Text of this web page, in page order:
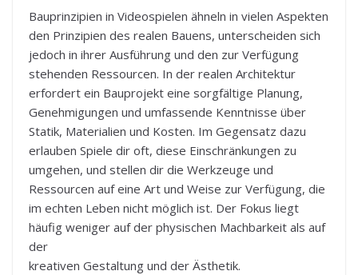
Bauprinzipien in Videospielen ähneln in vielen Aspekten
den Prinzipien des realen Bauens, unterscheiden sich
jedoch in ihrer Ausführung und den zur Verfügung
stehenden Ressourcen. In der realen Architektur
erfordert ein Bauprojekt eine sorgfältige Planung,
Genehmigungen und umfassende Kenntnisse über
Statik, Materialien und Kosten. Im Gegensatz dazu
erlauben Spiele dir oft, diese Einschränkungen zu
umgehen, und stellen dir die Werkzeuge und
Ressourcen auf eine Art und Weise zur Verfügung, die
im echten Leben nicht möglich ist. Der Fokus liegt
häufig weniger auf der physischen Machbarkeit als auf
der
kreativen Gestaltung und der Ästhetik.